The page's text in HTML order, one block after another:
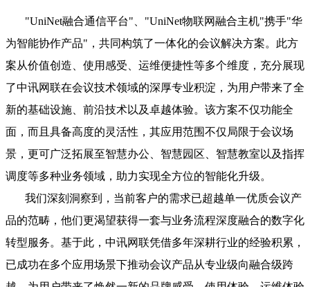
"UniNet融合通信平台"、"UniNet物联网融合主机"携手"华
为智能协作产品"，共同构筑了一体化的会议解决方案。此方
案从价值创造、使用感受、运维便捷性等多个维度，充分展现
了中讯网联在会议技术领域的深厚专业积淀，为用户带来了全
新的基础设施、前沿技术以及卓越体验。该方案不仅功能全
面，而且具备高度的灵活性，其应用范围不仅局限于会议场
景，更可广泛拓展至智慧办公、智慧园区、智慧教室以及指挥
调度等多种业务领域，助力实现全方位的智能化升级。
我们深刻洞察到，当前客户的需求已超越单一优质会议产
品的范畴，他们更渴望获得一套与业务流程深度融合的数字化
转型服务。基于此，中讯网联凭借多年深耕行业的经验积累，
已成功在多个应用场景下推动会议产品从专业级向融合级跨